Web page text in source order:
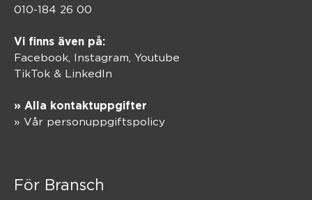
010-184 26 00
Vi finns även på:
Facebook, Instagram Youtube
TikTok & LinkedIn
» Alla kontaktuppgifter
» Vår personuppgiftspolicy
För Bransch